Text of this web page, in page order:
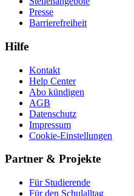
Presse
Barrierefreiheit
Hilfe
Kontakt
Help Center
Abo kündigen
AGB
Datenschutz
Impressum
Cookie-Einstellungen
Partner & Projekte
Für Stu­die­rende
Für den Schulalltag